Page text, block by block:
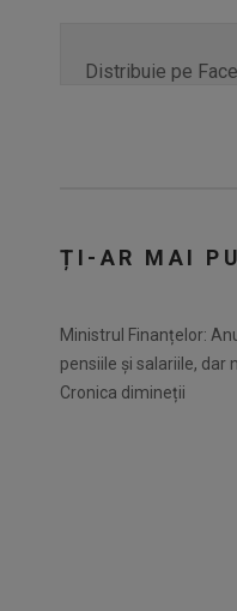
Distribuie pe
ȚI-AR MAI
Ministrul Finanțelor:
pensiile și salariile, dar
Cronica dimineții